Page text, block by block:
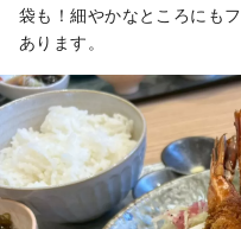
袋も！細やかなところにも
あります。